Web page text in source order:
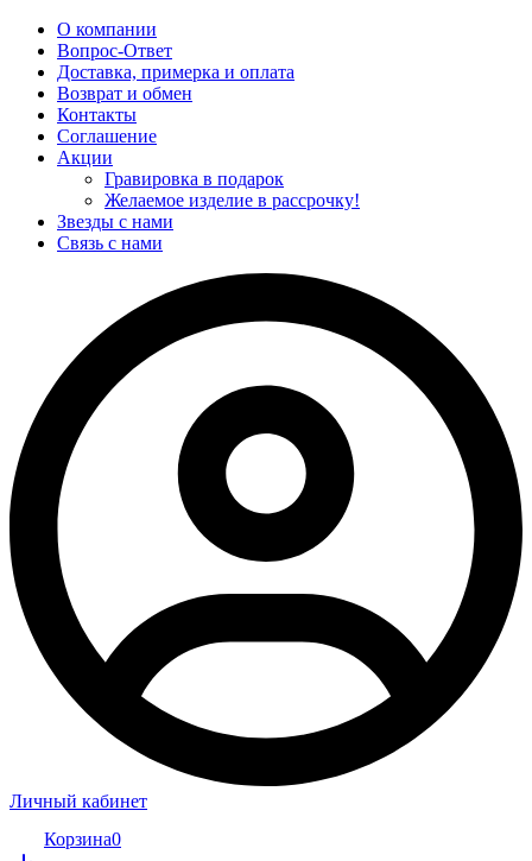
О компании
Вопрос-Ответ
Доставка, примерка и оплата
Возврат и обмен
Контакты
Соглашение
Акции
Гравировка в подарок
Желаемое изделие в рассрочку!
Звезды с нами
Связь с нами
Личный кабинет
Корзина0